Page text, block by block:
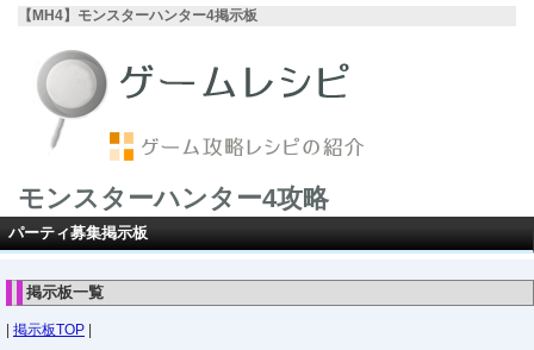
【MH4】モンスターハンター4掲示板
モンスターハンター4攻略
パーティ募集掲示板
掲示板一覧
掲示板TOP